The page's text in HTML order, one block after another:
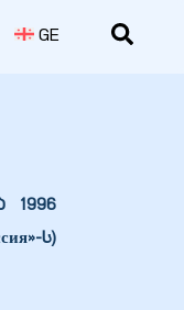
GE
1996
ს)